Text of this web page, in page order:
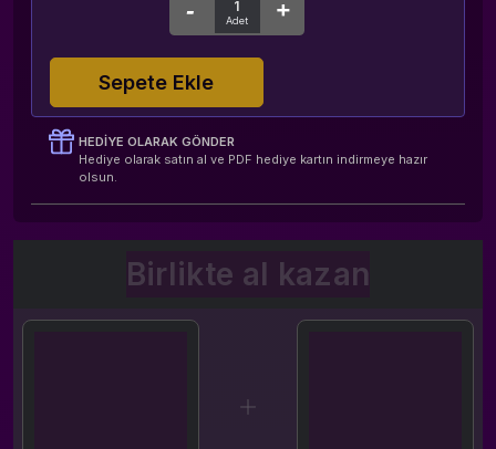
Sepete Ekle
HEDIYE OLARAK GÖNDER
Hediye olarak satın al ve PDF hediye kartın indirmeye hazır
olsun.
Birlikte al kazan